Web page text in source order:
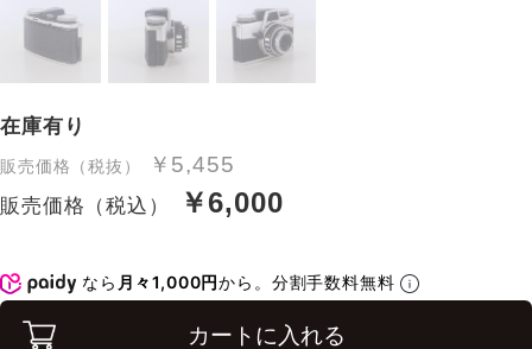
在庫有り
販売価格（税抜） ￥5,455
販売価格（税込） ￥6,000
なら 月々1,000円から。分割手数料無料
カートに入れる